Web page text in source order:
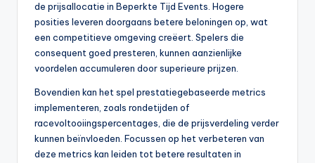
de prijsallocatie in Beperkte Tijd Events. Hogere
posities leveren doorgaans betere beloningen op, wat
een competitieve omgeving creëert. Spelers die
consequent goed presteren, kunnen aanzienlijke
voordelen accumuleren door superieure prijzen.
Bovendien kan het spel prestatiegebaseerde metrics
implementeren, zoals rondetijden of
racevoltooiingspercentages, die de prijsverdeling verder
kunnen beïnvloeden. Focussen op het verbeteren van
deze metrics kan leiden tot betere resultaten in